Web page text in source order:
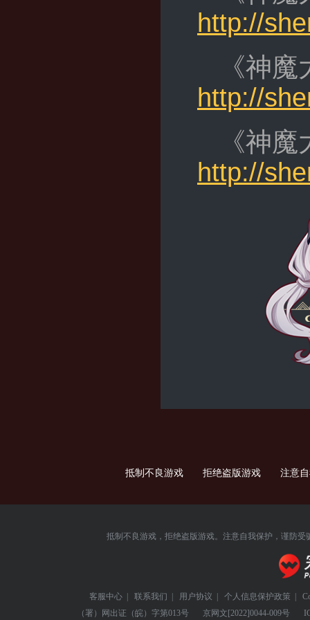
http://
《神
http://
《神
http://
抵制不良游戏 拒绝盗版游戏 注意
抵制不良游戏，拒绝盗版游戏。注意自我保护，谨防受
客服中心 | 联系我们 | 用户协议 | 个人信息保护政策 |
（署）网出证（皖）字第013号
京网文[2022]0044-009号